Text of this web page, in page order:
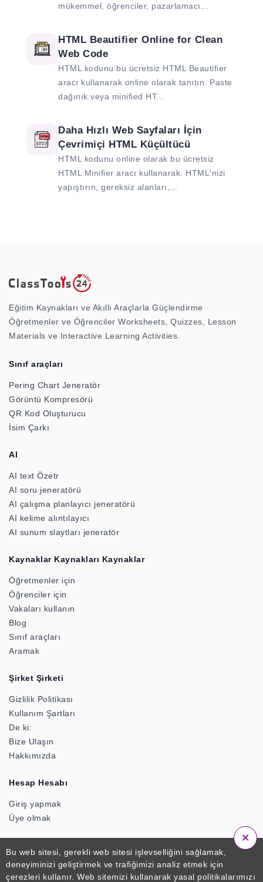
mükemmel, öğrenciler, pazarlamacı...
HTML Beautifier Online for Clean
Web Code
HTML kodunu bu ücretsiz HTML Beautifier
aracı kullanarak online olarak tanıtın. Paste
dağınık veya minified HT...
Daha Hızlı Web Sayfaları İçin
Çevrimiçi HTML Küçültücü
HTML kodunu online olarak bu ücretsiz
HTML Minifier aracı kullanarak. HTML'nizi
yapıştırın, gereksiz alanları,...
Eğitim Kaynakları ve Akıllı Araçlarla Güçlendirme
Öğretmenler ve Öğrenciler Worksheets, Quizzes, Lesson
Materials ve Interactive Learning Activities.
Sınıf araçları
Pering Chart Jeneratör
Görüntü Kompresörü
QR Kod Oluşturucu
İsim Çarkı
AI
AI text Özetr
AI soru jeneratörü
AI çalışma planlayıcı jeneratörü
AI kelime alıntılayıcı
AI sunum slaytları jeneratör
Kaynaklar Kaynakları Kaynaklar
Öğretmenler için
Öğrenciler için
Vakaları kullanın
Blog
Sınıf araçları
Aramak
Şirket Şirketi
Gizlilik Politikası
Kullanım Şartları
De ki:
Bize Ulaşın
Hakkımızda
Hesap Hesabı
Giriş yapmak
Üye olmak
© 2026 ClassTools24. Zactonz Teknolojileri Resmi Bir
Bu web sitesi, gerekli web sitesi işlevselliğini sağlamak,
deneyiminizi geliştirmek ve trafiğimizi analiz etmek için
çerezleri kullanır. Web sitemizi kullanarak yasal politikalarımızı
×